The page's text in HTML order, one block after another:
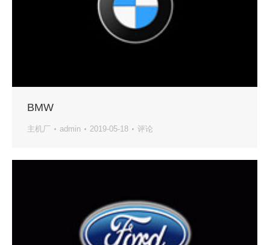
BMW
主机厂 admin 2019-05-18 评论